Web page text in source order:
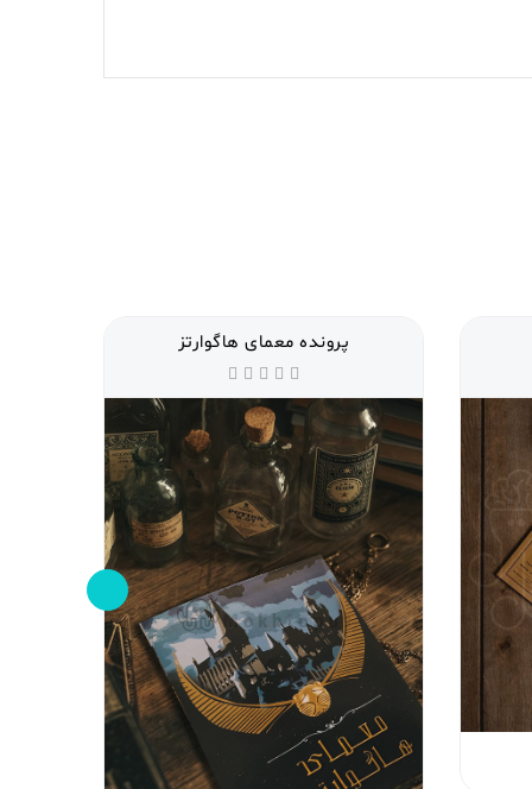
پرونده معمای هاگوارتز